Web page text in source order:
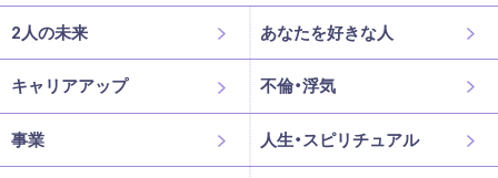
2人の未来 あなたを好きな人
キャリアアップ 不倫・浮気
事業 人生・スピリチュアル